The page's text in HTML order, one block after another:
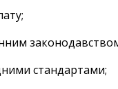
стандартами;